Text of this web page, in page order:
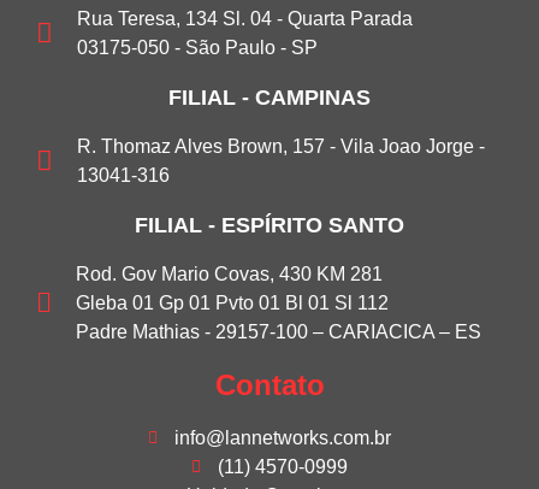
Rua Teresa, 134 Sl. 04 - Quarta Parada
03175-050 - São Paulo - SP
FILIAL - CAMPINAS
R. Thomaz Alves Brown, 157 - Vila Joao Jorge -
13041-316
FILIAL - ESPÍRITO SANTO
Rod. Gov Mario Covas, 430 KM 281
Gleba 01 Gp 01 Pvto 01 Bl 01 Sl 112
Padre Mathias - 29157-100 – CARIACICA – ES
Contato
info@lannetworks.com.br
(11) 4570-0999